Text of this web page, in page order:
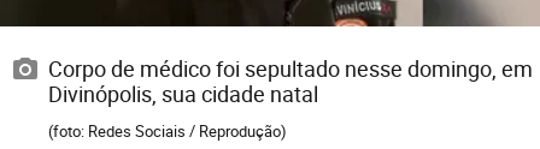
Corpo de médico foi sepultado nesse domingo, em
Divinópolis, sua cidade natal
(foto: Redes Sociais / Reprodução)